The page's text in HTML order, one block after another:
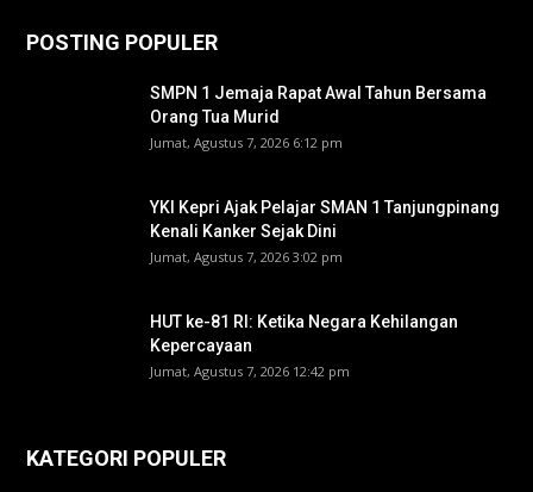
POSTING POPULER
SMPN 1 Jemaja Rapat Awal Tahun Bersama
Orang Tua Murid ‎
Jumat, Agustus 7, 2026 6:12 pm
YKI Kepri Ajak Pelajar SMAN 1 Tanjungpinang
Kenali Kanker Sejak Dini
Jumat, Agustus 7, 2026 3:02 pm
HUT ke-81 RI: Ketika Negara Kehilangan
Kepercayaan
Jumat, Agustus 7, 2026 12:42 pm
KATEGORI POPULER